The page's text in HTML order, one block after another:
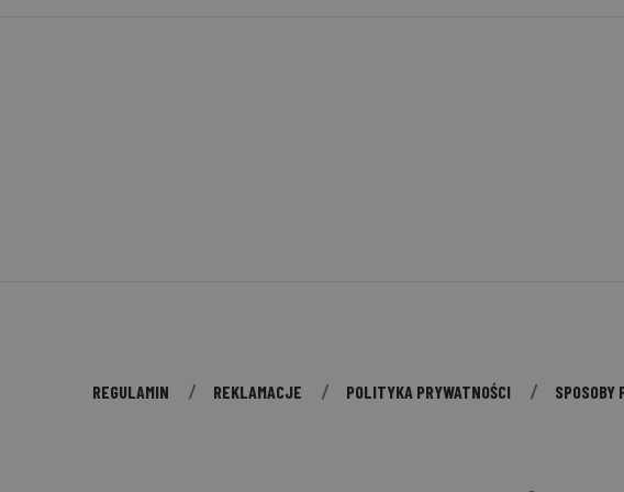
REGULAMIN REKLAMACJE POLITYKA PRYWATNOŚCI SPOSOBY